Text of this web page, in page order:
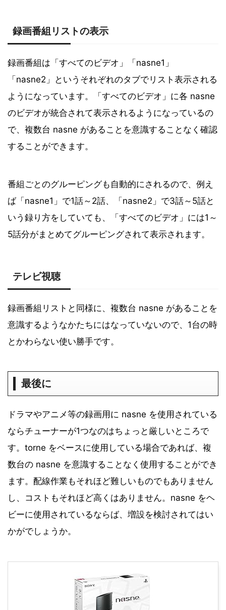
録画番組リストの表示
録画番組は「すべてのビデオ」「nasne1」
「nasne2」というそれぞれのタブでリスト表示される
ようになっています。「すべてのビデオ」に各 nasne
のビデオが統合されて表示されるようになっているの
で、複数台 nasne があることを意識することなく確認
することができます。
番組ごとのグルーピングも自動的にされるので、例え
ば「nasne1」で1話～2話、「nasne2」で3話～5話と
いう録り方をしていても、「すべてのビデオ」には1～
5話分がまとめてグルーピングされて表示されます。
テレビ視聴
録画番組リストと同様に、複数台 nasne があることを
意識するようなかたちにはなっていないので、1台の時
とかわらない使い勝手です。
最後に
ドラマやアニメ等の録画用に nasne を使用されている
ならチューナーが1つなのはちょっと厳しいところで
す。torne をベースに使用している場合であれば、複
数台の nasne を意識することなく使用することができ
ます。配線作業もそれほど難しいものでもありません
し、コストもそれほど高くはありません。nasne をヘ
ビーに使用されているならば、増設を検討されてはい
かがでしょうか。